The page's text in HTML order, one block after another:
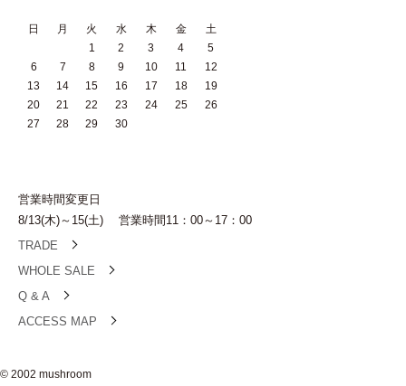
日 月 火 水 木 金
土
1
2 3 4
5
6
7 8 9 10 11
12
13
14 15 16 17 18
19
20
21 22 23 24 25
26
27
28 29 30
TRADE
WHOLE SALE
Q & A
ACCESS MAP
営業時間変更日
8/13(木)～15(土) 営業時間11：00～17：00
© 2002 mushroom